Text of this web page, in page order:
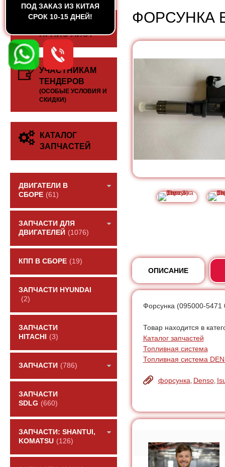
ПОД ЗАКАЗ ИЗ КИТАЯ
СРОК 10-15 ДНЕЙ!
СКАЧАТЬ
ПРАЙС-ЛИСТ
УЧАСТНИКАМ
ТЕНДЕРОВ
(ОСОБЫЕ УСЛОВИЯ И
СКИДКИ)
КАТАЛОГ
ЗАПЧАСТЕЙ
ДВИГАТЕЛИ В
СБОРЕ (61)
ЗАПЧАСТИ ДЛЯ
ДВИГАТЕЛЕЙ (1076)
КПП В СБОРЕ (19)
ЗАПЧАСТИ HYUNDAI
(2)
ЗАПЧАСТИ
HITACHI
(3)
ЗАПЧАСТИ (786)
ЗАПЧАСТИ
SDLG (660)
ЗАПЧАСТИ: SHANTUI,
KOMATSU (126)
ФОРСУНКА
ОПИСАНИЕ
Форсунка (095000-5471
Товар находится в
Каталог запчастей
Топливная система
Топливная система
форсунка, Denso,